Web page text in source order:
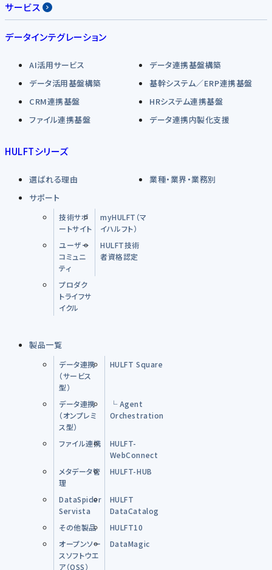
サービス
データインテグレーション
AI活用サービス
データ連携基盤構築
データ活用基盤構築
基幹システム／ERP連携基盤
CRM連携基盤
HRシステム連携基盤
ファイル連携基盤
データ連携内製化支援
HULFTシリーズ
選ばれる理由
業種・業界・業務別
サポート
技術サポ
ートサイト
myHULFT（マ
イハルフト）
ユーザー
コミュニ
ティ
HULFT技術
者資格認定
プロダク
トライフサ
イクル
製品一覧
データ連携
（サービス
型）
HULFT Square
データ連携
（オンプレミ
ス型）
└ Agent
Orchestration
ファイル連携
HULFT-
WebConnect
メタデータ管
理
HULFT-HUB
DataSpider
Servista
HULFT
DataCatalog
その他製品
HULFT10
オープンソー
スソフトウエ
ア（OSS）
DataMagic